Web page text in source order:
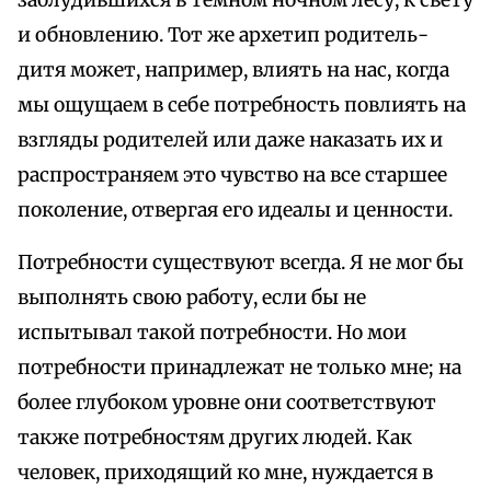
и обновлению. Тот же архетип родитель-
дитя может, например, влиять на нас, когда
мы ощущаем в себе потребность повлиять на
взгляды родителей или даже наказать их и
распространяем это чувство на все старшее
поколение, отвергая его идеалы и ценности.
Потребности существуют всегда. Я не мог бы
выполнять свою работу, если бы не
испытывал такой потребности. Но мои
потребности принадлежат не только мне; на
более глубоком уровне они соответствуют
также потребностям других людей. Как
человек, приходящий ко мне, нуждается в